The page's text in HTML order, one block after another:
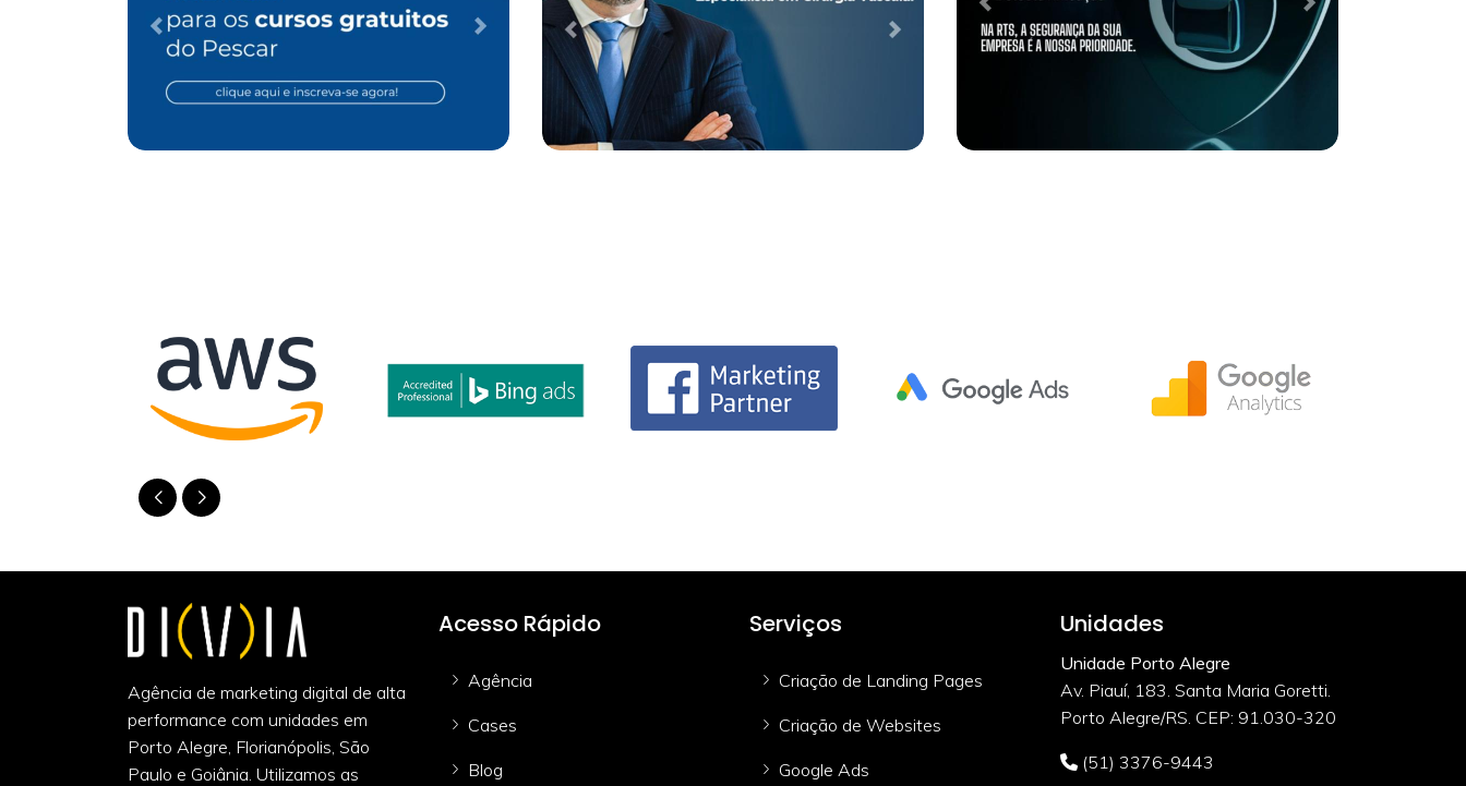
Case de Otimização de SEO para
Clínica de Cirurgia Vascular
Desenvolvimento Web
Case de Otimização de SEO para
Empresa de TI e Segurança da
Informação
Desenvolvimento Web
Performance
Agência de marketing digital de alta
performance com unidades em
Porto Alegre, Florianópolis, São
Paulo e Goiânia. Utilizamos as
Acesso Rápido
Agência
Cases
Blog
Serviços
Criação de Landing Pages
Criação de Websites
Google Ads
Unidades
Unidade Porto Alegre
Av. Piauí, 183. Santa Maria Goretti.
Porto Alegre/RS. CEP: 91.030-320
(51) 3376-9443